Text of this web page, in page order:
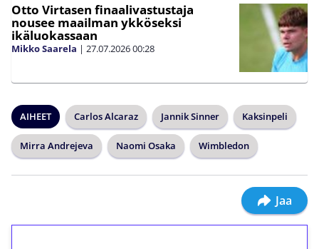
Otto Virtasen finaalivastustaja
nousee maailman ykköseksi
ikäluokassaan
Mikko Saarela | 27.07.202600:28
AIHEET Carlos Alcaraz Jannik Sinner Kaksinpeli
Mirra Andrejeva Naomi Osaka Wimbledon
Jaa